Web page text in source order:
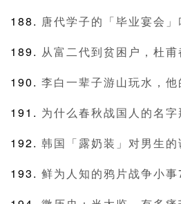
唐代学子的「毕业宴会」
从富二代到贫困户，杜甫
李白一辈子游山玩水，他
为什么春秋战国人的名字
韩国「露奶装」对男生的
鲜为人知的鸦片战争小事